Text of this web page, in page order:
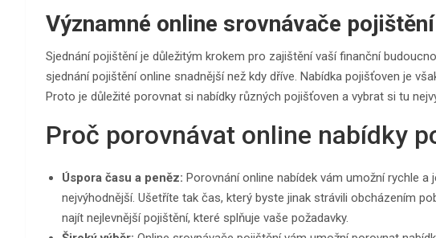
Významné online srovnávače
Sjednání pojištění je důležitým krokem pro zajištění vaší finanční
sjednání pojištění online snadnější než kdy dříve. Nabídka pojišťoven je
Proto je důležité porovnat si nabídky různých pojišťoven a vybrat si tu
Proč porovnávat online nabídky
Úspora času a peněz: Porovnání online nabídek vám umožní rychle
nejvýhodnější. Ušetříte tak čas, který byste jinak strávili obcházením
najít nejlevnější pojištění, které splňuje vaše požadavky.